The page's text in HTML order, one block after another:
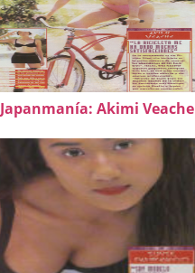
Japanmanía: Akimi Veache